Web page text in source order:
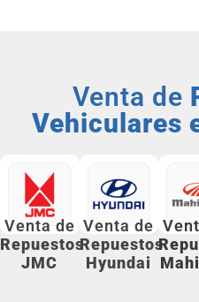
Venta de
Vehiculares
Venta de
Repuestos
JMC
Venta de
Repuestos
Hyundai